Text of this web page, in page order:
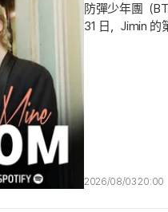
防彈少年團（
31 日，Jimin 的
2026/08/03 20:00